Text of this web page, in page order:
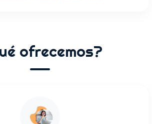
ofrecemos?